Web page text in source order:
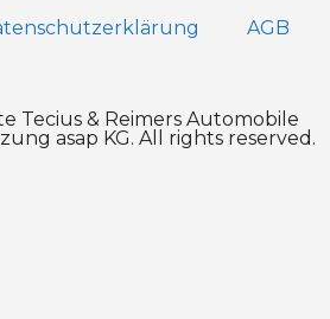
AGB
Tecius & Reimers Automobile
asap KG. All rights reserved.